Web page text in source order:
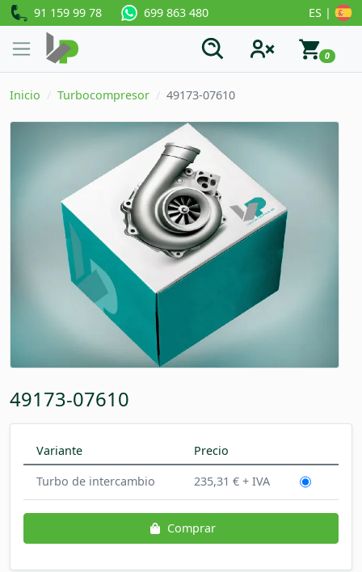
91 159 99 78 699 863 480 ES |
0
Inicio Turbocompresor 49173-07610
49173-07610
Variante
Precio
Turbo de intercambio
235,31 € + IVA
Comprar